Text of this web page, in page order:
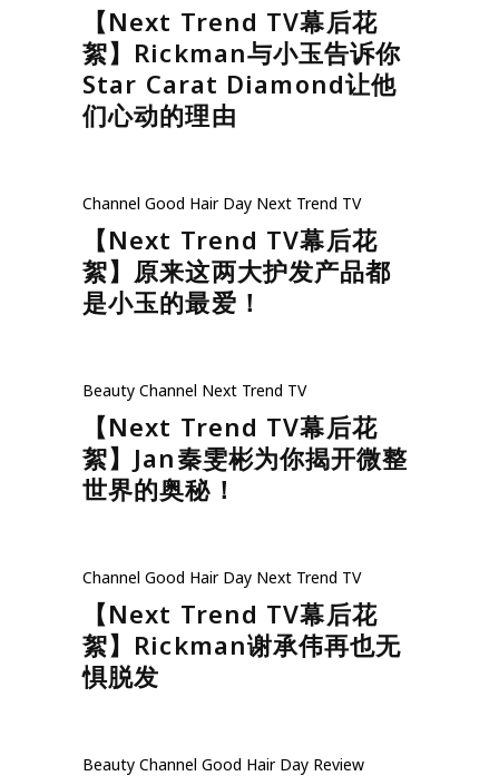
【Next Trend TV幕后花
絮】Rickman与小玉告诉你
Star Carat Diamond让他
们心动的理由
Channel Good Hair Day Next Trend TV
【Next Trend TV幕后花
絮】原来这两大护发产品都
是小玉的最爱！
Beauty Channel Next Trend TV
【Next Trend TV幕后花
絮】Jan秦雯彬为你揭开微整
世界的奥秘！
Channel Good Hair Day Next Trend TV
【Next Trend TV幕后花
絮】Rickman谢承伟再也无
惧脱发
Beauty Channel Good Hair Day Review